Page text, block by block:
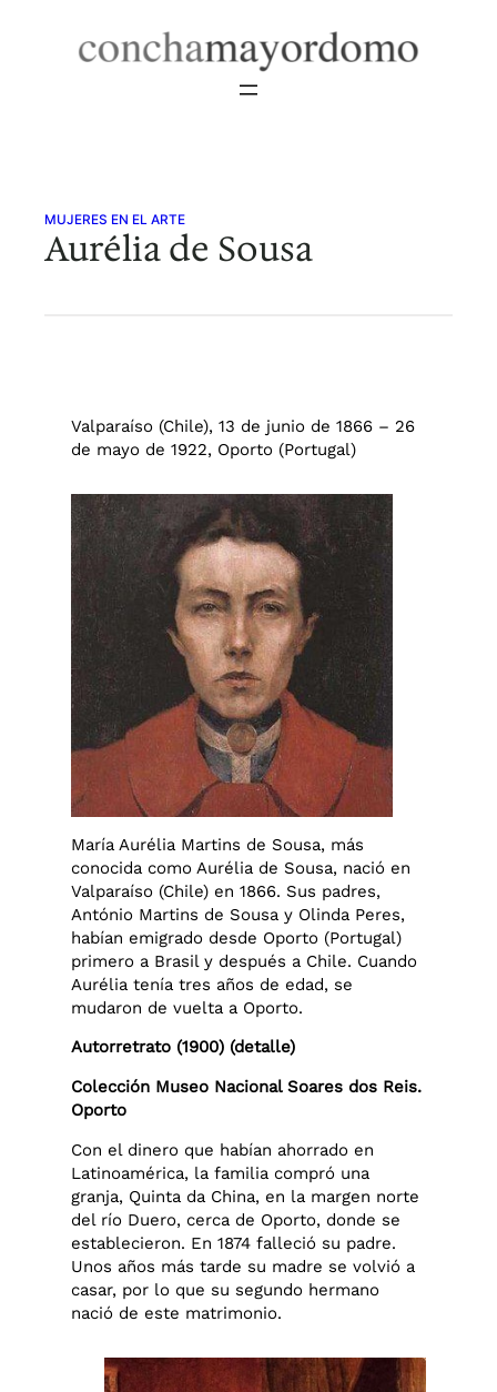
MUJERES EN EL ARTE
Aurélia de Sousa
Valparaíso (Chile), 13 de junio de 1866 – 26
de mayo de 1922, Oporto (Portugal)
María Aurélia Martins de Sousa, más
conocida como Aurélia de Sousa, nació en
Valparaíso (Chile) en 1866. Sus padres,
António Martins de Sousa y Olinda Peres,
habían emigrado desde Oporto (Portugal)
primero a Brasil y después a Chile. Cuando
Aurélia tenía tres años de edad, se
mudaron de vuelta a Oporto.
Autorretrato (1900) (detalle)
Colección Museo Nacional Soares dos Reis.
Oporto
Con el dinero que habían ahorrado en
Latinoamérica, la familia compró una
granja, Quinta da China, en la margen norte
del río Duero, cerca de Oporto, donde se
establecieron. En 1874 falleció su padre.
Unos años más tarde su madre se volvió a
casar, por lo que su segundo hermano
nació de este matrimonio.